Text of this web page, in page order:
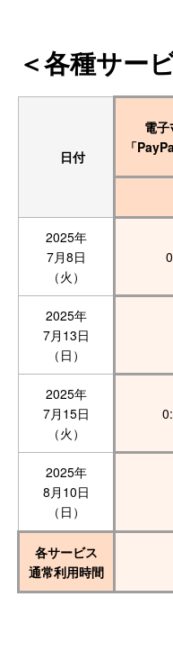
＜各種サー
日付
電子
「
2025年
7月8日
（火）
2025年
7月13日
（日）
2025年
7月15日
（火）
2025年
8月10日
（日）
各サービス
通常利用時間